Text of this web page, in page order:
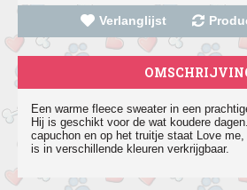
Verlanglijst
Een warme fleece sweater in een
Hij is geschikt voor de wat koudere
capuchon en op het truitje staat Love
is in verschillende kleuren verkrijgbaar.